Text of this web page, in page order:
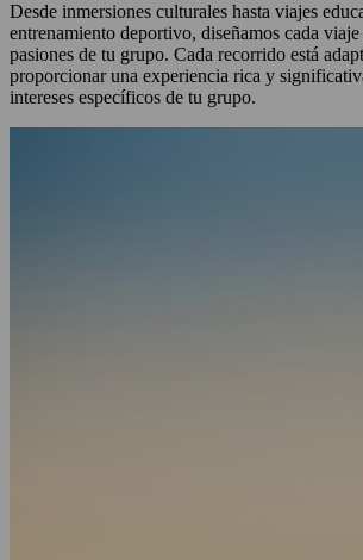
Desde inmersiones culturales hasta viajes
entrenamiento deportivo, diseñamos cada
pasiones de tu grupo. Cada recorrido está
proporcionar una experiencia rica y
intereses específicos de tu grupo.